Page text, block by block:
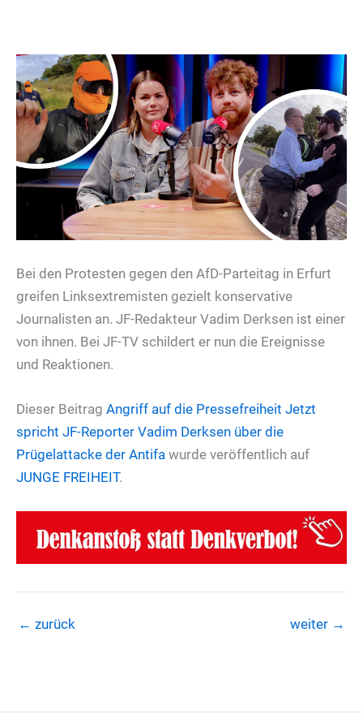
Bei den Protesten gegen den AfD-Parteitag in Erfurt
greifen Linksextremisten gezielt konservative
Journalisten an. JF-Redakteur Vadim Derksen ist einer
von ihnen. Bei JF-TV schildert er nun die Ereignisse
und Reaktionen.
Dieser Beitrag Angriff auf die Pressefreiheit Jetzt
spricht JF-Reporter Vadim Derksen über die
Prügelattacke der Antifa wurde veröffentlich auf
JUNGE FREIHEIT.
← zurück weiter →